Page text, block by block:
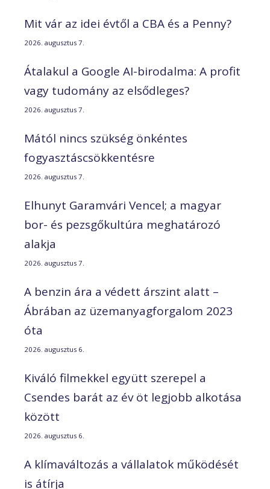
Mit vár az idei évtől a CBA és a Penny?
2026. augusztus 7.
Átalakul a Google AI-birodalma: A profit
vagy tudomány az elsődleges?
2026. augusztus 7.
Mától nincs szükség önkéntes
fogyasztáscsökkentésre
2026. augusztus 7.
Elhunyt Garamvári Vencel; a magyar
bor- és pezsgőkultúra meghatározó
alakja
2026. augusztus 7.
A benzin ára a védett árszint alatt –
Ábrában az üzemanyagforgalom 2023
óta
2026. augusztus 6.
Kiváló filmekkel együtt szerepel a
Csendes barát az év öt legjobb alkotása
között
2026. augusztus 6.
A klímaváltozás a vállalatok működését
is átírja